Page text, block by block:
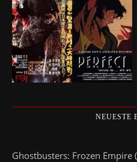
NEUESTE
Ghostbusters: Frozen Empire